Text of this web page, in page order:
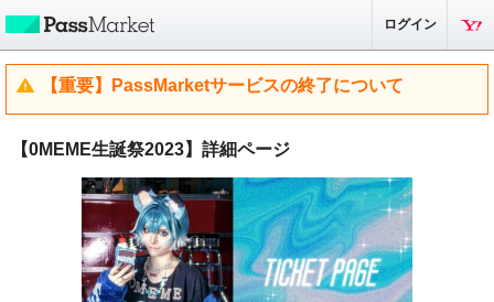
ログイン
【重要】PassMarketサービスの終了について
【0MEME生誕祭2023】詳細ページ